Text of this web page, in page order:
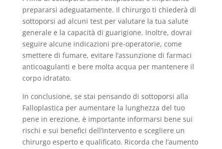
prepararsi adeguatamente. Il chirurgo ti chiederà di
sottoporsi ad alcuni test per valutare la tua salute
generale e la capacità di guarigione. Inoltre, dovrai
seguire alcune indicazioni pre-operatorie, come
smettere di fumare, evitare l’assunzione di farmaci
anticoagulanti e bere molta acqua per mantenere il
corpo idratato.
In conclusione, se stai pensando di sottoporsi alla
Falloplastica per aumentare la lunghezza del tuo
pene in erezione, è importante informarsi bene sui
rischi e sui benefici dell’intervento e scegliere un
chirurgo esperto e qualificato. Ricorda che l’aumento